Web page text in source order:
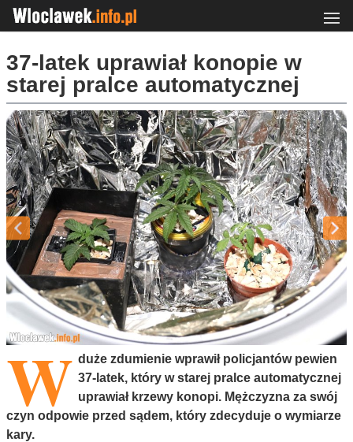
37-latek uprawiał konopie w
starej pralce automatycznej
W duże zdumienie wprawił policjantów pewien
37-latek, który w starej pralce automatycznej
uprawiał krzewy konopi. Mężczyzna za swój
czyn odpowie przed sądem, który zdecyduje o wymiarze
kary.